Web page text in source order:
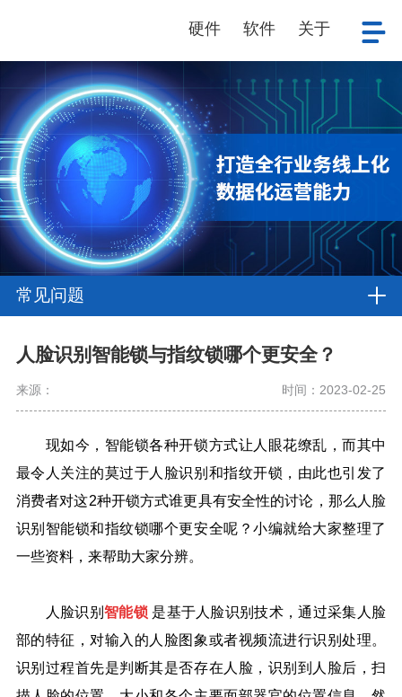
硬件 软件 关于
常见问题
人脸识别智能锁与指纹锁哪个更安全？
来源： 时间：2023-02-25
现如今，智能锁各种开锁方式让人眼花缭乱，而其中
最令人关注的莫过于人脸识别和指纹开锁，由此也引发了
消费者对这2种开锁方式谁更具有安全性的讨论，那么人脸
识别智能锁和指纹锁哪个更安全呢？小编就给大家整理了
一些资料，来帮助大家分辨。
人脸识别 智能锁 是基于人脸识别技术，通过采集人脸
部的特征，对输入的人脸图象或者视频流进行识别处理。
识别过程首先是判断其是否存在人脸，识别到人脸后，扫